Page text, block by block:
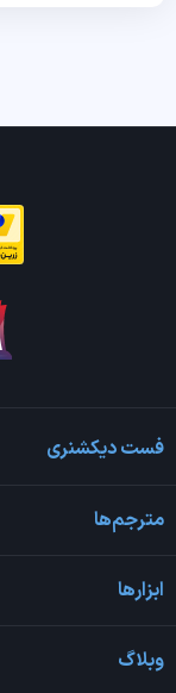
فست دیکشنری
مترجم‌ها
ابزارها
وبلاگ